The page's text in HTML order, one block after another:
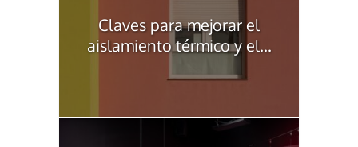
Claves para mejorar el
aislamiento térmico y el...